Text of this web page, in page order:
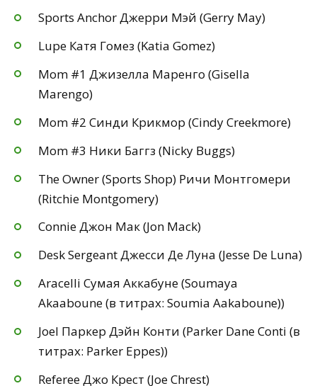
Sports Anchor Джерри Мэй (Gerry May)
Lupe Катя Гомез (Katia Gomez)
Mom #1 Джизелла Маренго (Gisella
Marengo)
Mom #2 Синди Крикмор (Cindy Creekmore)
Mom #3 Ники Баггз (Nicky Buggs)
The Owner (Sports Shop) Ричи Монтгомери
(Ritchie Montgomery)
Connie Джон Мак (Jon Mack)
Desk Sergeant Джесси Де Луна (Jesse De Luna)
Aracelli Сумая Аккабуне (Soumaya
Akaaboune (в титрах: Soumia Aakaboune))
Joel Паркер Дэйн Конти (Parker Dane Conti (в
титрах: Parker Eppes))
Referee Джо Крест (Joe Chrest)